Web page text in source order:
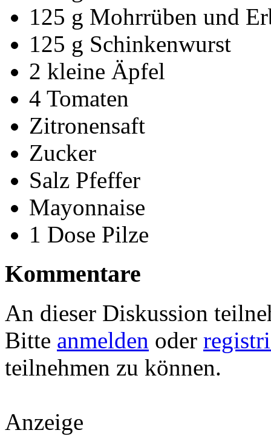
125 g Mohrrüben und
125 g Schinkenwurst
2 kleine Äpfel
4 Tomaten
Zitronensaft
Zucker
Salz Pfeffer
Mayonnaise
1 Dose Pilze
Kommentare
An dieser Diskussion
Bitte anmelden oder
teilnehmen zu können.
Anzeige